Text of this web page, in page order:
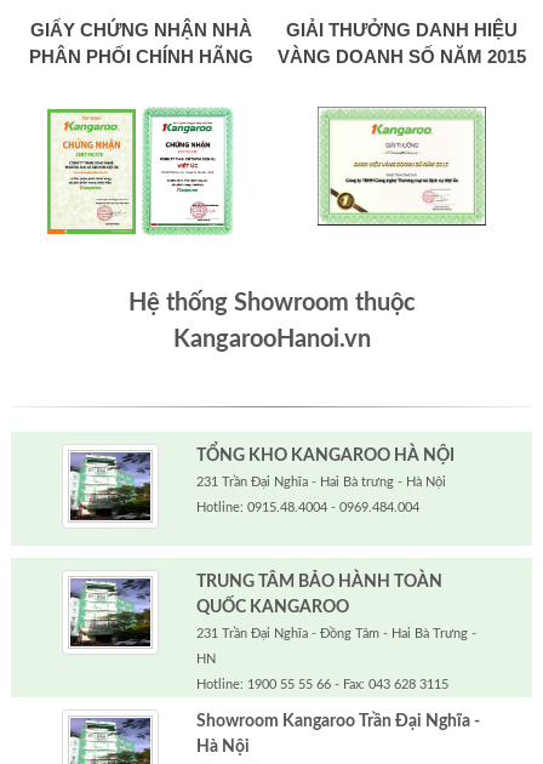
GIẤY CHỨNG NHẬN NHÀ
PHÂN PHỐI CHÍNH HÃNG
GIẢI THƯỞNG DANH HIỆU
VÀNG DOANH SỐ NĂM 2015
Hệ thống Showroom thuộc
KangarooHanoi.vn
TỔNG KHO KANGAROO HÀ NỘI
231 Trần Đại Nghĩa - Hai Bà trưng - Hà Nội
Hotline: 0915.48.4004 - 0969.484.004
TRUNG TÂM BẢO HÀNH TOÀN
QUỐC KANGAROO
231 Trần Đại Nghĩa - Đồng Tâm - Hai Bà Trưng -
HN
Hotline: 1900 55 55 66 - Fax: 043 628 3115
Showroom Kangaroo Trần Đại Nghĩa -
Hà Nội